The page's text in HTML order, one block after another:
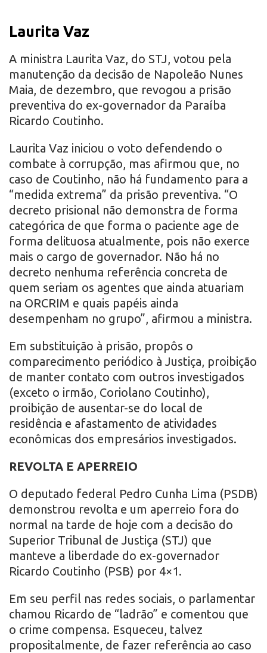
Laurita Vaz
A ministra Laurita Vaz, do STJ, votou pela
manutenção da decisão de Napoleão Nunes
Maia, de dezembro, que revogou a prisão
preventiva do ex-governador da Paraíba
Ricardo Coutinho.
Laurita Vaz iniciou o voto defendendo o
combate à corrupção, mas afirmou que, no
caso de Coutinho, não há fundamento para a
“medida extrema” da prisão preventiva. “O
decreto prisional não demonstra de forma
categórica de que forma o paciente age de
forma delituosa atualmente, pois não exerce
mais o cargo de governador. Não há no
decreto nenhuma referência concreta de
quem seriam os agentes que ainda atuariam
na ORCRIM e quais papéis ainda
desempenham no grupo”, afirmou a ministra.
Em substituição à prisão, propôs o
comparecimento periódico à Justiça, proibição
de manter contato com outros investigados
(exceto o irmão, Coriolano Coutinho),
proibição de ausentar-se do local de
residência e afastamento de atividades
econômicas dos empresários investigados.
REVOLTA E APERREIO
O deputado federal Pedro Cunha Lima (PSDB)
demonstrou revolta e um aperreio fora do
normal na tarde de hoje com a decisão do
Superior Tribunal de Justiça (STJ) que
manteve a liberdade do ex-governador
Ricardo Coutinho (PSB) por 4×1.
Em seu perfil nas redes sociais, o parlamentar
chamou Ricardo de “ladrão” e comentou que
o crime compensa. Esqueceu, talvez
propositalmente, de fazer referência ao caso